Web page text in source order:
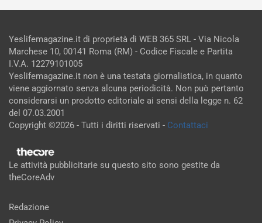
Yeslifemagazine.it di proprietà di WEB 365 SRL - Via Nicola
Marchese 10, 00141 Roma (RM) - Codice Fiscale e Partita
I.V.A. 12279101005
Yeslifemagazine.it non è una testata giornalistica, in quanto
viene aggiornato senza alcuna periodicità. Non può pertanto
considerarsi un prodotto editoriale ai sensi della legge n. 62
del 07.03.2001
Copyright ©2026 - Tutti i diritti riservati - Contattaci
Le attività pubblicitarie su questo sito sono gestite da
theCoreAdv
Redazione